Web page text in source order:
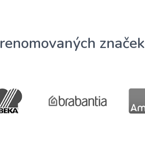
renomovaných značek